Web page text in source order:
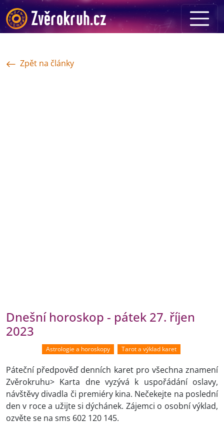
Zpět na články
Dnešní horoskop - pátek 27. říjen
2023
Astrologie a horoskopy Tarot a výklad karet
Páteční předpověď denních karet pro všechna znamení
Zvěrokruhu> Karta dne vyzývá k uspořádání oslavy,
návštěvy divadla či premiéry kina. Nečekejte na poslední
den v roce a užijte si dýchánek. Zájemci o osobní výklad,
ozvěte se na sms 602 120 145.